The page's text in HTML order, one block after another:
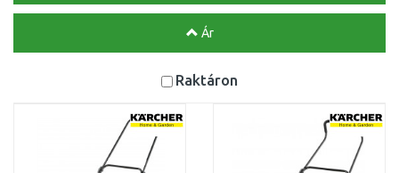
Ár
Raktáron